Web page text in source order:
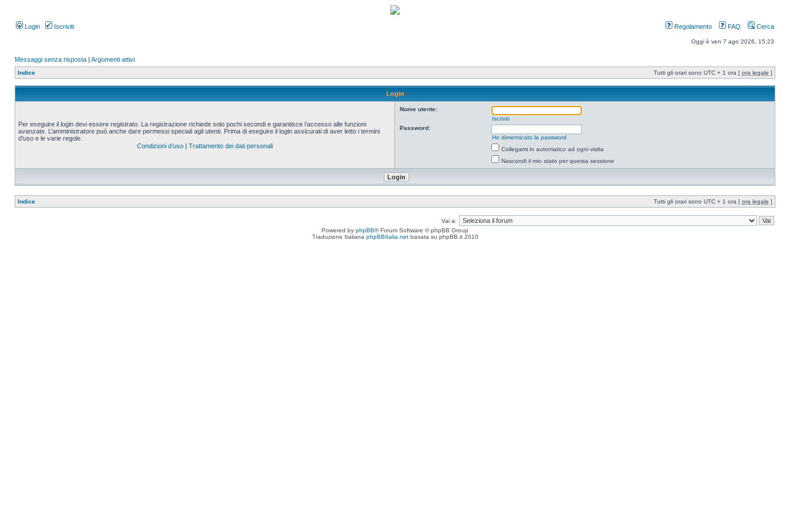
Login Iscriviti Regolamento FAQ Cerca
Oggi è ven 7 ago 2026, 15:23
Messaggi senza risposta | Argomenti attivi
Indice Tutti gli orari sono UTC + 1 ora [ ora legale ]
Login
Per eseguire il login devi essere registrato. La registrazione richiede solo pochi secondi e garantisce l’accesso alle funzioni
avanzate. L’amministratore puó anche dare permessi speciali agli utenti. Prima di eseguire il login assicurati di aver letto i termini
d’uso e le varie regole.
Condizioni d’uso | Trattamento dei dati personali
Nome utente:
Iscriviti
Password:
Ho dimenticato la password
Collegami in automatico ad ogni visita
Nascondi il mio stato per questa sessione
Indice Tutti gli orari sono UTC + 1 ora [ ora legale ]
Vai a:
Powered by phpBB® Forum Software © phpBB Group
Traduzione Italiana phpBBItalia.netbasata su phpBB.it 2010